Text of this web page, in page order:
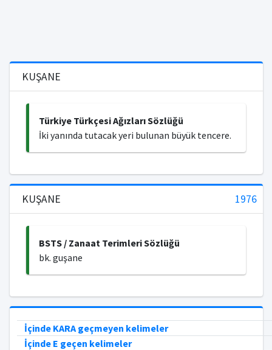
KUŞANE
Türkiye Türkçesi Ağızları Sözlüğü
İki yanında tutacak yeri bulunan büyük tencere.
KUŞANE 1976
BSTS / Zanaat Terimleri Sözlüğü
bk. guşane
İçinde KARA geçmeyen kelimeler
İçinde E geçen kelimeler